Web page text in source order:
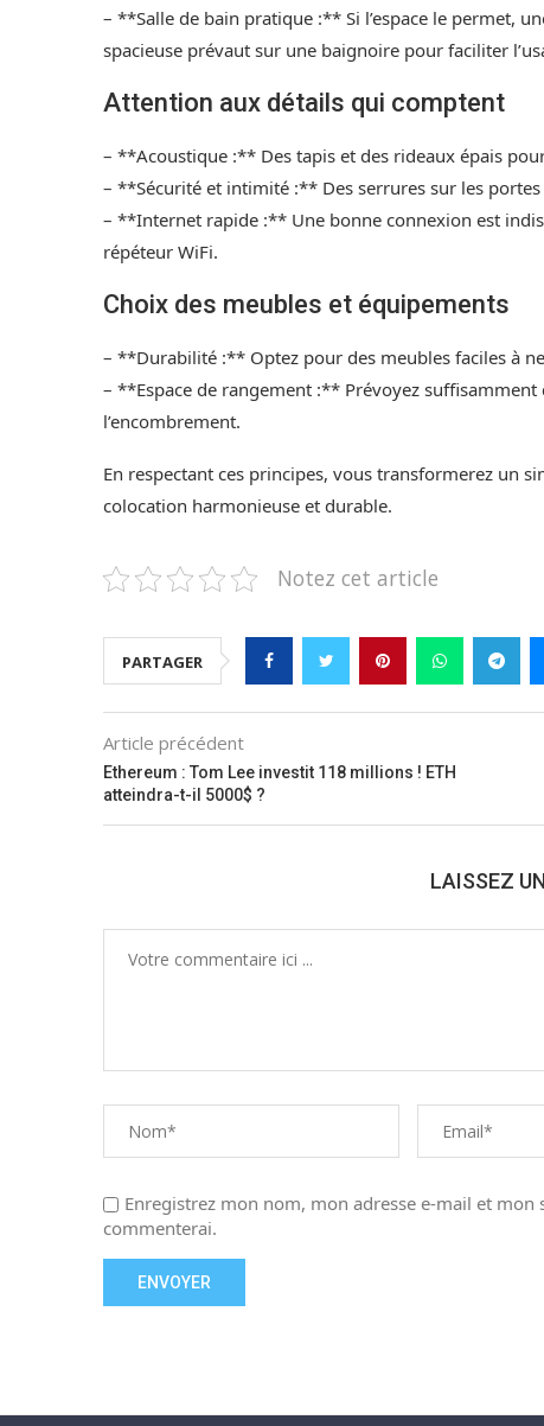
– **Salle de bain pratique :** Si l’espace le permet,
spacieuse prévaut sur une baignoire pour faciliter
Attention aux détails qui comptent
– **Acoustique :** Des tapis et des rideaux épais
– **Sécurité et intimité :** Des serrures sur les
– **Internet rapide :** Une bonne connexion est
répéteur WiFi.
Choix des meubles et équipements
– **Durabilité :** Optez pour des meubles faciles à
– **Espace de rangement :** Prévoyez
l’encombrement.
En respectant ces principes, vous transformerez un
colocation harmonieuse et durable.
Notez cet article
PARTAGER
Article précédent
Ethereum : Tom Lee investit 118 millions ! ETH
atteindra-t-il 5000$ ?
LAISSEZ
Enregistrez mon nom, mon adresse e-mail et
commenterai.